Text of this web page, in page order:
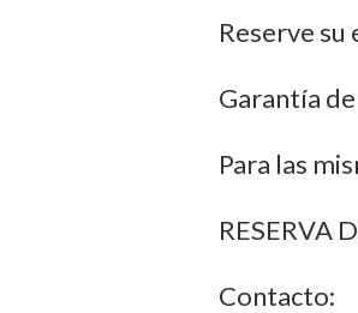
Reserve
Garantía
Para las
RESERVA
Contacto: